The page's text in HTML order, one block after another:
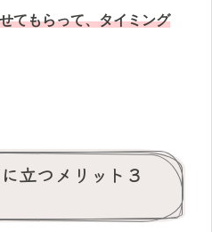
てもらって、タイミング
立つメリット３